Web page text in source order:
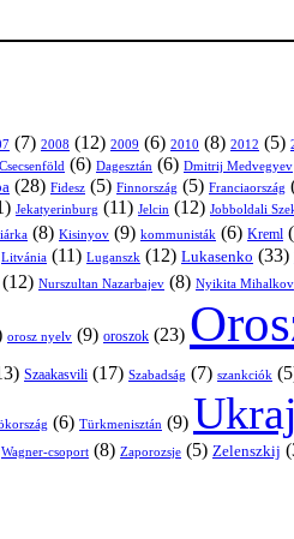
(7) 2008 (12) 2009 (6) 2010 (8) 2012 (5)
Csecsenföld (6) Dagesztán (6) Dmitrij Medvegyev
(28) Fidesz (5) Finnország (5) Franciaország
Jekatyerinburg (11) Jelcin (12) Jobboldali
(8) Kisinyov (9) kommunisták (6) Kreml
Litvánia (11) Luganszk (12) Lukasenko (33)
(12) Nurszultan Nazarbajev (8) Nyikita Mihalkov
orosz nyelv (9) oroszok (23)
Szaakasvili (17) Szabadság (7) szankciók
(6) Türkmenisztán (9)
Wagner-csoport (8) Zaporozsje (5) Zelenszkij